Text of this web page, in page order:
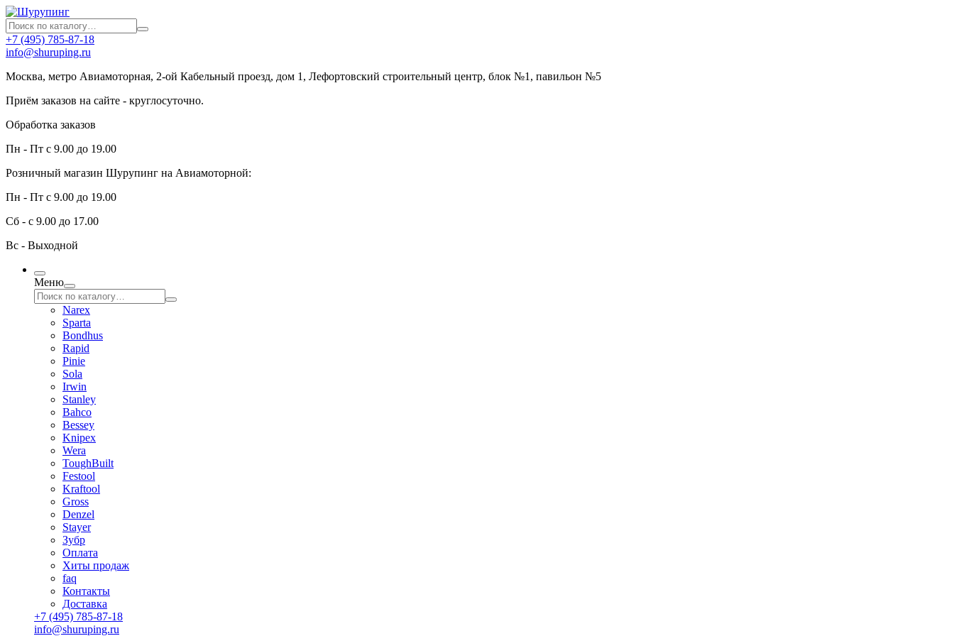
+7 (495) 785-87-18
info@shuruping.ru
Москва, метро Авиамоторная, 2-ой Кабельный проезд, дом 1, Лефортовский строительный центр, блок №1, павильон №5
Приём заказов на сайте - круглосуточно.
Обработка заказов
Пн - Пт с 9.00 до 19.00
Розничный магазин Шурупинг на Авиамоторной:
Пн - Пт с 9.00 до 19.00
Сб - с 9.00 до 17.00
Вс - Выходной
Меню
Narex
Sparta
Bondhus
Rapid
Pinie
Sola
Irwin
Stanley
Bahco
Bessey
Knipex
Wera
ToughBuilt
Festool
Kraftool
Gross
Denzel
Stayer
Зубр
Оплата
Хиты продаж
faq
Контакты
Доставка
+7 (495) 785-87-18
info@shuruping.ru